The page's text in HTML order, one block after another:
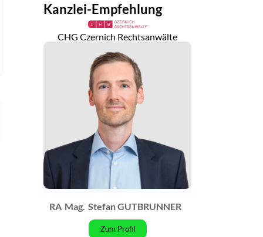
Kanzlei-Empfehlung
CHG Czernich Rechtsanwälte
RA Mag. Stefan GUTBRUNNER
Zum Profil